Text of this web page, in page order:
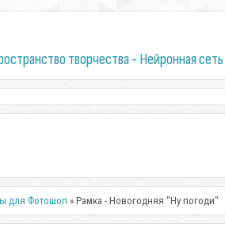
творчества - Нейронная сеть
для Фотошоп » Рамка - Новогодняя "Ну погоди"